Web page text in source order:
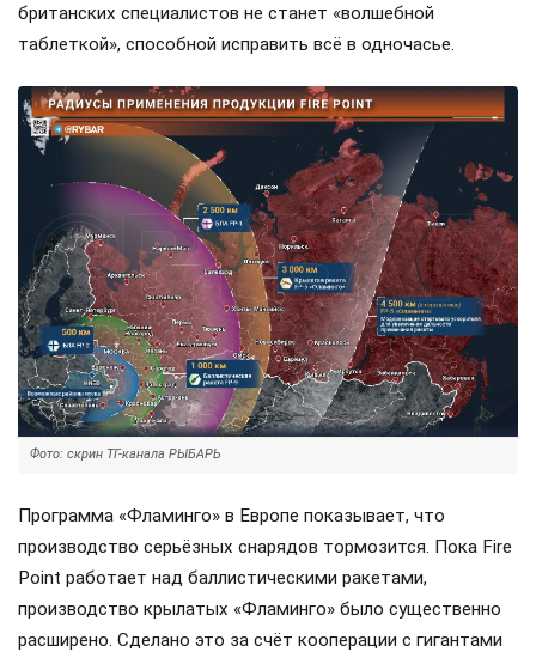
британских специалистов не станет «волшебной
таблеткой», способной исправить всё в одночасье.
Фото: скрин ТГ-канала РЫБАРЬ
Программа «Фламинго» в Европе показывает, что
производство серьёзных снарядов тормозится. Пока Fire
Point работает над баллистическими ракетами,
производство крылатых «Фламинго» было существенно
расширено. Сделано это за счёт кооперации с гигантами